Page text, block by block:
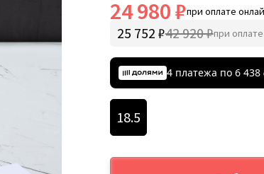
24 980 ₽при оплате
25 752 ₽42 920 ₽при
4 платежа по 6 438
18.5